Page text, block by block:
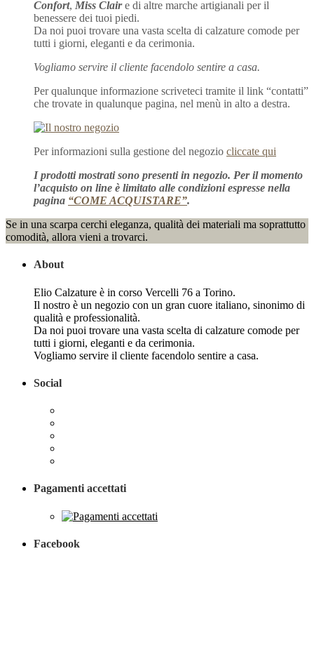
Confort, Miss Claire di altre marche artigianali per il
benessere dei tuoi piedi.
Da noi puoi trovare una vasta scelta di calzature comode per
tutti i giorni, eleganti e da cerimonia.
Vogliamo servire il cliente facendolo sentire a casa.
Per qualunque informazione scriveteci tramite il link “contatti”
che trovate in qualunque pagina, nel menù in alto a destra.
Per informazioni sulla gestione del negozio cliccate qui
I prodotti mostrati sono presenti in negozio. Per il momento
l’acquisto on line è limitato alle condizioni espresse nella
pagina “COME ACQUISTARE”.
Se in una scarpa cerchi eleganza, qualità dei materiali ma soprattutto
comodità, allora vieni a trovarci.
About
Elio Calzature è in corso Vercelli 76 a Torino.
Il nostro è un negozio con un gran cuore italiano, sinonimo di
qualità e professionalità.
Da noi puoi trovare una vasta scelta di calzature comode per
tutti i giorni, eleganti e da cerimonia.
Vogliamo servire il cliente facendolo sentire a casa.
Social
Pagamenti accettati
Facebook